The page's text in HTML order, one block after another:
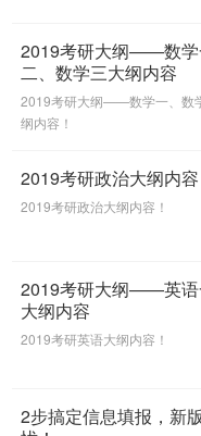
2019考研大纲——数学
二、数学三大纲内容
2019考研大纲——数学一、数
纲内容！
2019考研政治大纲内容
2019考研政治大纲内容！
2019考研大纲——英语
大纲内容
2019考研英语大纲内容！
2步搞定信息填报，新